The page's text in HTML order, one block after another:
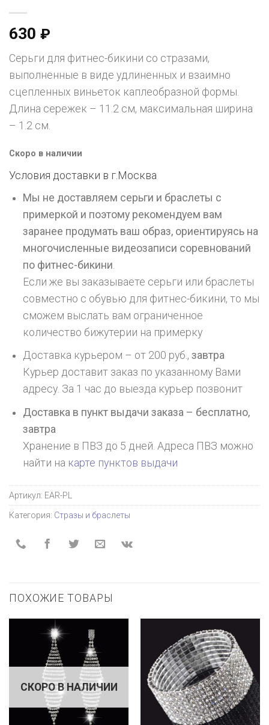
630 ₽
Серьги для фитнес-бикини со стразами,
выполненные в виде удлиненных и взаимно
сцепленных виньеток каплеобразной формы.
Длина сережек – 11.2 см, максимальная ширина
– 1.2 см.
Скоро в наличии
Условия доставки в г. Москва
Мы не доставляем серьги и браслеты с
примеркой и поэтому рекомендуем вам
заранее продумать ваш образ, ориентируясь на
многочисленные видеозаписи соревнований
по фитнес-бикини
Если же вы заказываете серьги или браслеты
совместно с обувью для фитнес-бикини, то мы
сможем выслать вам ограниченное
количество бижутерии на примерку
Доставка курьером – от 200 руб.,завтра
Курьер доставит заказ по указанному Вами
адресу. За 1 час до выезда курьер позвонит
Доставка в пункт выдачи заказа – бесплатно,
завтра
Хранение в ПВЗ до 5 дней. Адреса ПВЗ можно
найти на карте пунктов выдачи
Артикул: EAR-PL
Категория: Стразы и браслеты
ПОХОЖИЕ ТОВАРЫ
СКОРО В НАЛИЧИИ